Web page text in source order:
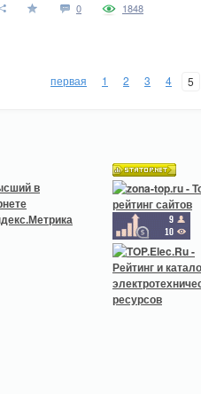
0 1848
первая 1 2 3 4 5